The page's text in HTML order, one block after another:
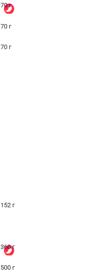
70 г
70 г
70 г
152 г
360 г
500 г